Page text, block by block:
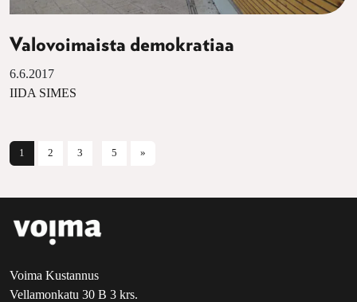
Valovoimaista demokratiaa
6.6.2017
IIDA SIMES
Artikkelien selaus
1 2 3 5 »
Voima Kustannus
Vellamonkatu 30 B 3 krs.